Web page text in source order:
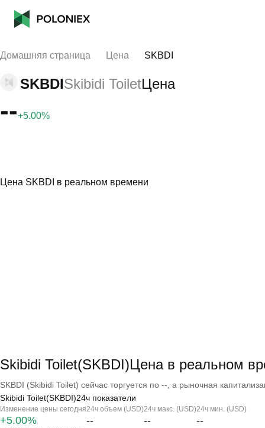
Домашняя страница Цена SKBDI
SKBDISkibidi ToiletЦена
--+5.00%
Цена SKBDI в реальном времени
Skibidi Toilet(SKBDI)Цена в реальном
SKBDI (Skibidi Toilet) сейчас торгуется по --, а рыночная
Skibidi Toilet(SKBDI)24ч показатели
Изменение цены сегодня
+5.00%
24ч объем (USD)
--
24ч макс. (USD)
--
24ч мин. (USD)
--